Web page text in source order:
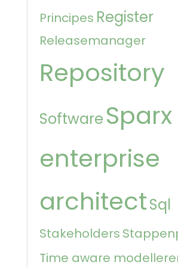
Principes Register
Releasemanager
Repository
Software Sparx
enterprise
architectSql
Stakeholders
Time aware